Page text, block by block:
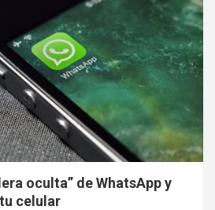
oculta” de WhatsApp y
celular